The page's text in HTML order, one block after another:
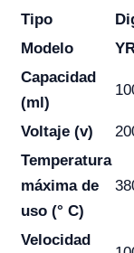
Tipo
Modelo
Capacidad
(ml)
Voltaje (v)
Temperatura
máxima de
uso (° C)
Velocidad